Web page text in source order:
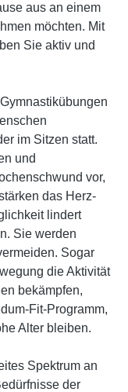
aus an einem
möchten. Mit
Sie aktiv und
im Sitzen statt.
und
vor,
das Herz-
lindert
Sie werden
Sogar
die Aktivität
bekämpfen,
Fit-Programm,
Alter bleiben.
Spektrum an
der